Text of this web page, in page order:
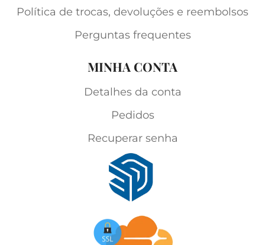
Política de trocas, devoluções e reembolsos
Perguntas frequentes
MINHA CONTA
Detalhes da conta
Pedidos
Recuperar senha